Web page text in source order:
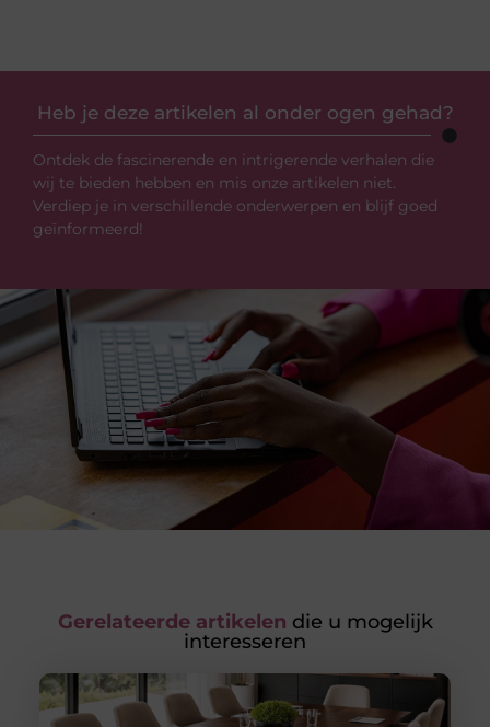
Heb je deze artikelen al onder ogen gehad?
Ontdek de fascinerende en intrigerende verhalen die
wij te bieden hebben en mis onze artikelen niet.
Verdiep je in verschillende onderwerpen en blijf goed
geïnformeerd!
Gerelateerde artikelen die u mogelijk
interesseren